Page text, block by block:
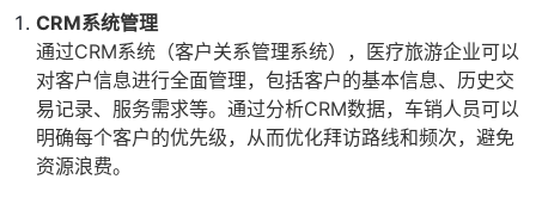
CRM系统管理
通过CRM系统（客户关系管理系统），医疗旅游企业可以
对客户信息进行全面管理，包括客户的基本信息、历史交
易记录、服务需求等。通过分析CRM数据，车销人员可以
明确每个客户的优先级，从而优化拜访路线和频次，避免
资源浪费。